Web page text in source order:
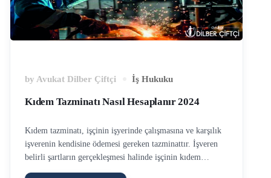
by Avukat Dilber Çiftçi İş Hukuku
Kıdem Tazminatı Nasıl Hesaplanır 2024
Kıdem tazminatı, işçinin işyerinde çalışmasına ve karşılık
işverenin kendisine ödemesi gereken tazminattır. İşveren
belirli şartların gerçekleşmesi halinde işçinin kıdem